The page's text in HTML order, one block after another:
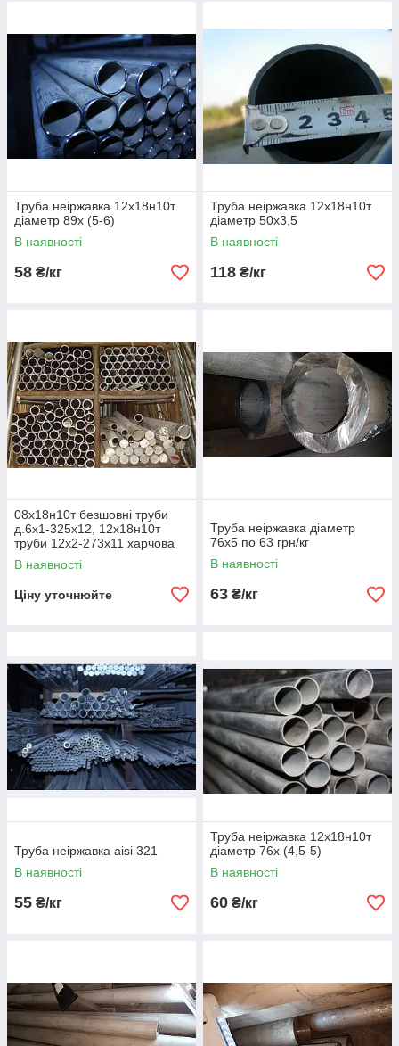
Труба неіржавка 12х18н10т
діаметр 89х (5-6)
В наявності
58 ₴/кг
Труба неіржавка 12х18н10т
діаметр 50х3,5
В наявності
118 ₴/кг
08х18н10т безшовні труби
д.6х1-325х12, 12х18н10т
труби 12х2-273х11 харчова
неіржавка неіржавка
В наявності
Ціну уточнюйте
Труба неіржавка діаметр
76х5 по 63 грн/кг
В наявності
63 ₴/кг
Труба неіржавка aisi 321
В наявності
55 ₴/кг
Труба неіржавка 12х18н10т
діаметр 76х (4,5-5)
В наявності
60 ₴/кг